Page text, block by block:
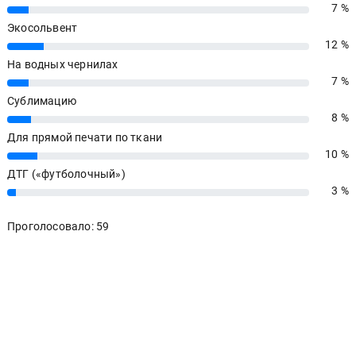
7%
7 %
Экосольвент
12%
12 %
На водных чернилах
7%
7 %
Сублимацию
8%
8 %
Для прямой печати по ткани
10%
10 %
ДТГ («футболочный»)
3% 3 %
Проголосовало: 59